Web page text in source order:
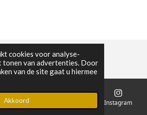
cookies voor analyse-
tonen van advertenties. Door
van de site gaat u hiermee
Akkoord Instagram